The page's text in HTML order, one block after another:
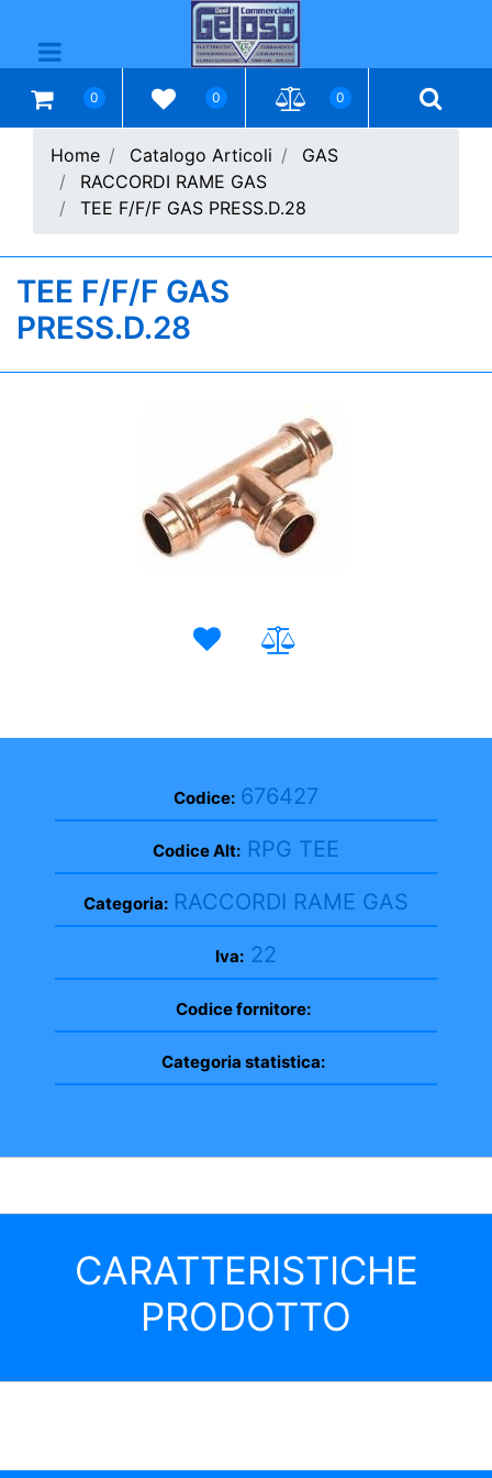
Open menu
0 0 0
Home Catalogo Articoli
GAS
RACCORDI RAME GAS
TEE F/F/F GAS PRESS.D.28
TEE F/F/F GAS
PRESS.D.28
Codice: 676427
Codice Alt: RPG TEE
Categoria: RACCORDI RAME GAS
Iva: 22
Codice fornitore:
Categoria statistica:
CARATTERISTICHE
PRODOTTO